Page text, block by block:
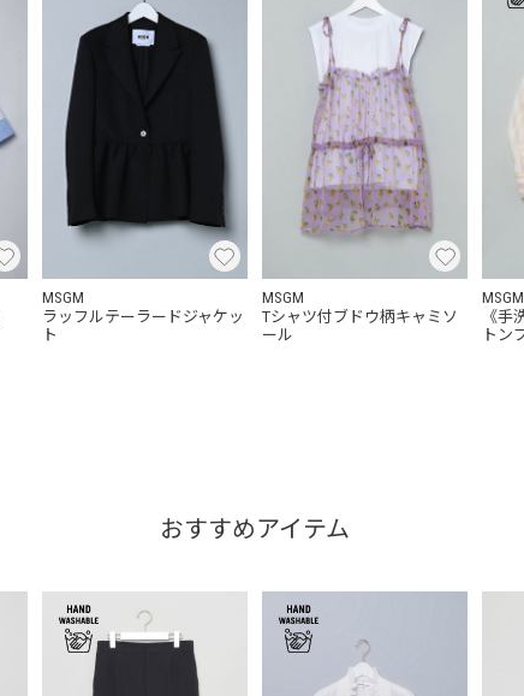
MSGM
ラッフルテーラードジャケッ
ト
MSGM
Tシャツ付ブドウ柄キャミソ
ール
MSGM
《
トン
おすすめアイテム